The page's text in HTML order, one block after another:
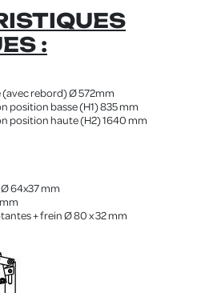
:
rebord) Ø 572mm
position basse (H1) 835 mm
position haute (H2) 1640 mm
64x37 mm
+ frein Ø 80 x 32 mm